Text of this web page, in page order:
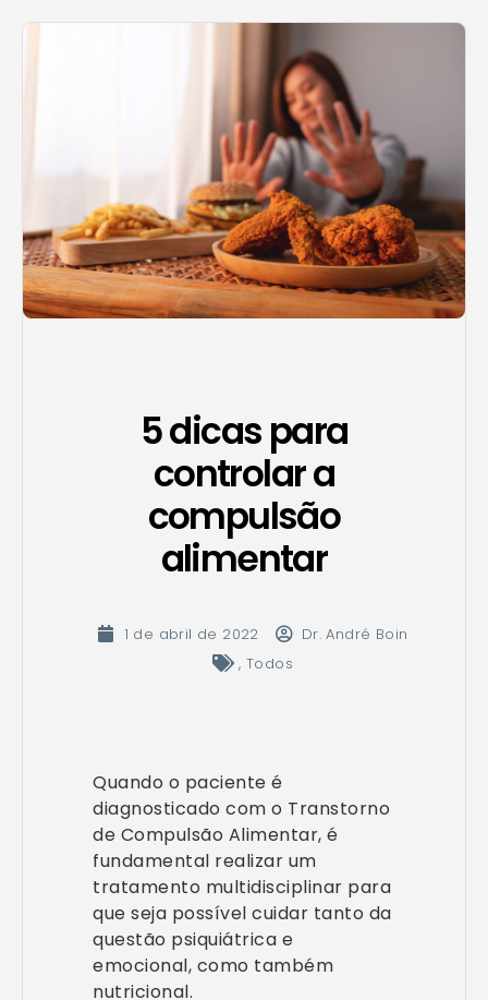
Agendar consulta
5 dicas para
controlar a
compulsão
alimentar
1 de abril de 2022
Dr. André Boin
, Todos
Quando o paciente é
diagnosticado com o Transtorno
de Compulsão Alimentar, é
fundamental realizar um
tratamento multidisciplinar para
que seja possível cuidar tanto da
questão psiquiátrica e
emocional, como também
nutricional.